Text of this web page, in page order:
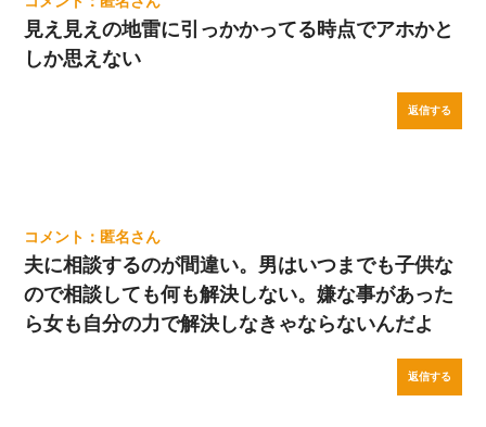
見え見えの地雷に引っかかってる時点でアホかと
しか思えない
返信する
匿名
夫に相談するのが間違い。男はいつまでも子供な
ので相談しても何も解決しない。嫌な事があった
ら女も自分の力で解決しなきゃならないんだよ
返信する